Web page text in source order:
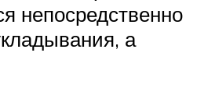
непосредственно
а